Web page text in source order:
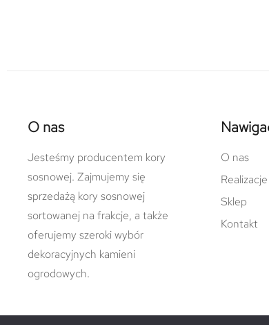
O nas
Jesteśmy producentem kory
sosnowej. Zajmujemy się
sprzedażą kory sosnowej
sortowanej na frakcje, a także
oferujemy szeroki wybór
dekoracyjnych kamieni
ogrodowych.
O nas
Realizacje
Sklep
Kontakt